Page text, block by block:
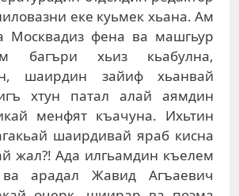
еке куьмек хьана. Ам
Москвадиз фена ва машгьур
багъри хьиз кьабулна,
шаирдин зайиф хьанвай
хтун патал алай аямдин
менфят къачуна. Ихьтин
шаирдивай яраб кисна
жал?! Ада илгьамдин къелем
арадал Жавид Агъаевич